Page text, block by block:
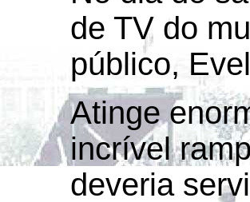
de TV do
público,
Atinge
incrível
deveria